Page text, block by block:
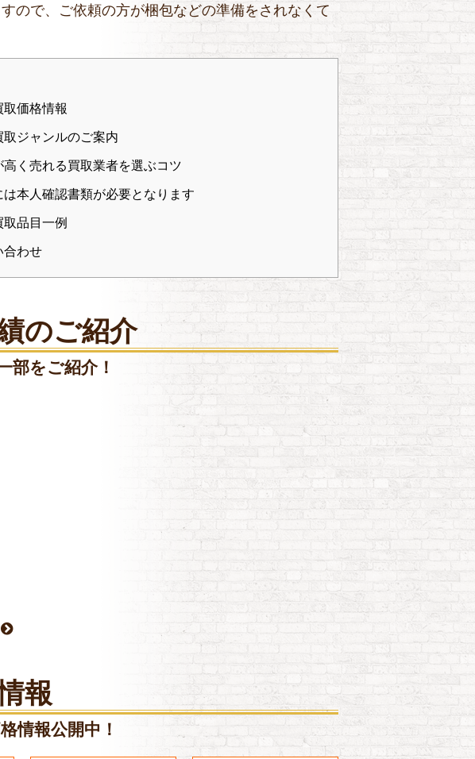
ので、ご依頼の方が梱包などの準備をされなくて
取価格情報
取ジャンルのご案内
高く売れる買取業者を選ぶコツ
は本人確認書類が必要となります
取品目一例
合わせ
のご紹介
部をご紹介！
報
情報公開中！